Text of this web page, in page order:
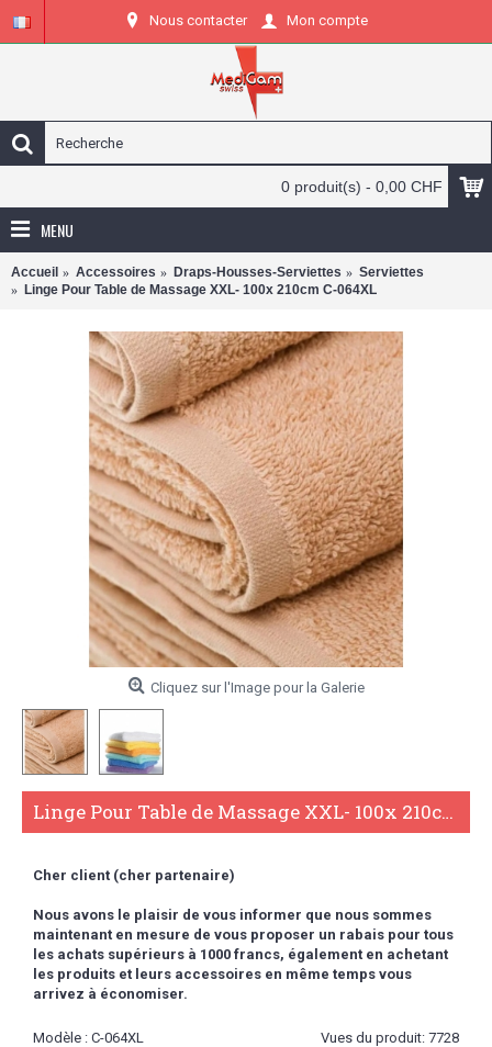
Nous contacter Mon compte
0 produit(s) - 0,00 CHF
MENU
Accueil Accessoires Draps-Housses-Serviettes
Serviettes
Linge Pour Table de Massage XXL- 100x 210cm C-064XL
Cliquez sur l'Image pour la Galerie
Linge Pour Table de Massage XXL- 100x 210cm C-064XL
Cher client (cher partenaire)
Nous avons le plaisir de vous informer que nous sommes
maintenant en mesure de vous proposer un rabais pour tous
les achats supérieurs à 1000 francs, également en achetant
les produits et leurs accessoires en même temps vous
arrivez à économiser.
Vues du produit: 7728
Modèle : C-064XL